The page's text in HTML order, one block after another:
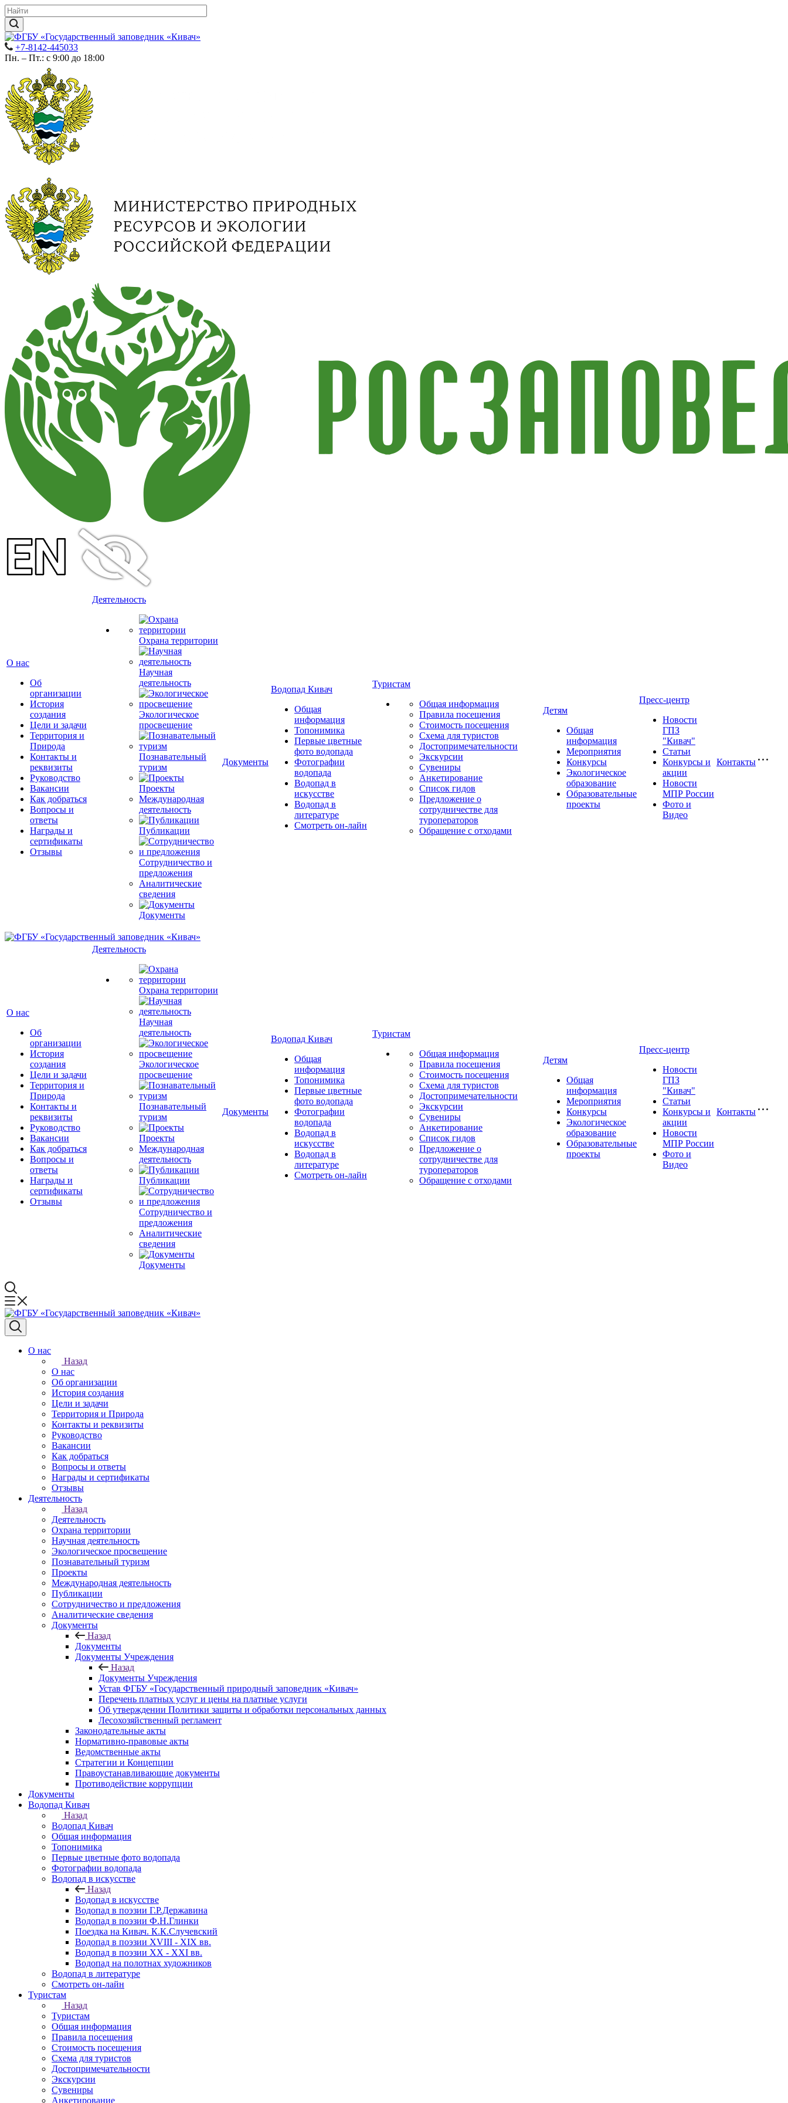
+7-8142-445033
Пн. – Пт.: с 9:00 до 18:00
О нас
Об
организации
История
создания
Цели и задачи
Территория и
Природа
Контакты и
реквизиты
Руководство
Вакансии
Как добраться
Вопросы и
ответы
Награды и
сертификаты
Отзывы
Деятельность
Охрана территории
Научная
деятельность
Экологическое
просвещение
Познавательный
туризм
Проекты
Международная
деятельность
Публикации
Сотрудничество и
предложения
Аналитические
сведения
Документы
Документы
Водопад Кивач
Общая
информация
Топонимика
Первые цветные
фото водопада
Фотографии
водопада
Водопад в
искусстве
Водопад в
литературе
Смотреть он-лайн
Туристам
Общая информация
Правила посещения
Стоимость посещения
Схема для туристов
Достопримечательности
Экскурсии
Сувениры
Анкетирование
Список гидов
Предложение о
сотрудничестве для
туроператоров
Обращение с отходами
Детям
Общая
информация
Мероприятия
Конкурсы
Экологическое
образование
Образовательные
проекты
Пресс-центр
Новости
ГПЗ
"Кивач"
Статьи
Конкурсы и
акции
Новости
МПР России
Фото и
Видео
Контакты
О нас
Об
организации
История
создания
Цели и задачи
Территория и
Природа
Контакты и
реквизиты
Руководство
Вакансии
Как добраться
Вопросы и
ответы
Награды и
сертификаты
Отзывы
Деятельность
Охрана территории
Научная
деятельность
Экологическое
просвещение
Познавательный
туризм
Проекты
Международная
деятельность
Публикации
Сотрудничество и
предложения
Аналитические
сведения
Документы
Документы
Водопад Кивач
Общая
информация
Топонимика
Первые цветные
фото водопада
Фотографии
водопада
Водопад в
искусстве
Водопад в
литературе
Смотреть он-лайн
Туристам
Общая информация
Правила посещения
Стоимость посещения
Схема для туристов
Достопримечательности
Экскурсии
Сувениры
Анкетирование
Список гидов
Предложение о
сотрудничестве для
туроператоров
Обращение с отходами
Детям
Общая
информация
Мероприятия
Конкурсы
Экологическое
образование
Образовательные
проекты
Пресс-центр
Новости
ГПЗ
"Кивач"
Статьи
Конкурсы и
акции
Новости
МПР России
Фото и
Видео
Контакты
О нас
Назад
О нас
Об организации
История создания
Цели и задачи
Территория и Природа
Контакты и реквизиты
Руководство
Вакансии
Как добраться
Вопросы и ответы
Награды и сертификаты
Отзывы
Деятельность
Назад
Деятельность
Охрана территории
Научная деятельность
Экологическое просвещение
Познавательный туризм
Проекты
Международная деятельность
Публикации
Сотрудничество и предложения
Аналитические сведения
Документы
Назад
Документы
Документы Учреждения
Назад
Документы Учреждения
Устав ФГБУ «Государственный природный заповедник «Кивач»
Перечень платных услуг и цены на платные услуги
Об утверждении Политики защиты и обработки персональных данных
Лесохозяйственный регламент
Законодательные акты
Нормативно-правовые акты
Ведомственные акты
Стратегии и Концепции
Правоустанавливающие документы
Противодействие коррупции
Документы
Водопад Кивач
Назад
Водопад Кивач
Общая информация
Топонимика
Первые цветные фото водопада
Фотографии водопада
Водопад в искусстве
Назад
Водопад в искусстве
Водопад в поэзии Г.Р.Державина
Водопад в поэзии Ф.Н.Глинки
Поездка на Кивач. К.К.Случевский
Водопад в поэзии XVIII - XIX вв.
Водопад в поэзии XX - XXI вв.
Водопад на полотнах художников
Водопад в литературе
Смотреть он-лайн
Туристам
Назад
Туристам
Общая информация
Правила посещения
Стоимость посещения
Схема для туристов
Достопримечательности
Экскурсии
Сувениры
Анкетирование